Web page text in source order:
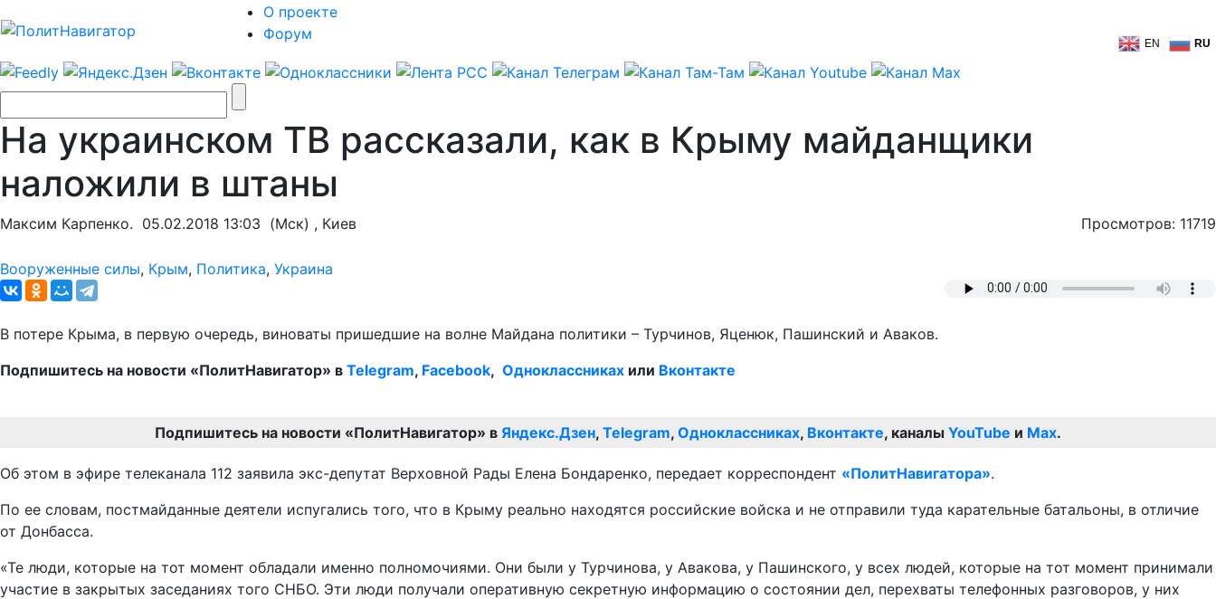
О проекте
Форум
EN RU
На украинском ТВ рассказали, как в Крыму майданщики
наложили в штаны
Максим Карпенко. 05.02.2018 13:03 (Мск) , Киев Просмотров: 11719
Вооруженные силы, Крым, Политика, Украина
В потере Крыма, в первую очередь, виноваты пришедшие на волне Майдана политики – Турчинов, Яценюк, Пашинский и Аваков.
Подпишитесь на новости «ПолитНавигатор» в Telegram, Facebook, Одноклассниках или Вконтакте
Подпишитесь на новости «ПолитНавигатор» в Яндекс.Дзен, Telegram, Одноклассниках, Вконтакте, каналы YouTube и Max.
Об этом в эфире телеканала 112 заявила экс-депутат Верховной Рады Елена Бондаренко, передает корреспондент «ПолитНавигатора».
По ее словам, постмайданные деятели испугались того, что в Крыму реально находятся российские войска и не отправили туда карательные батальоны, в отличие
от Донбасса.
«Те люди, которые на тот момент обладали именно полномочиями. Они были у Турчинова, у Авакова, у Пашинского, у всех людей, которые на тот момент принимали
участие в закрытых заседаниях того СНБО. Эти люди получали оперативную секретную информацию о состоянии дел, перехваты телефонных разговоров, у них